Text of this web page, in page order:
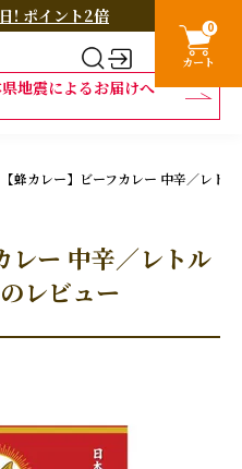
! ポイント2倍
地震によるお届けへ
0
カート
【蜂カレー】ビーフカレー 中辛／レト
レー 中辛／レトル
レビュー